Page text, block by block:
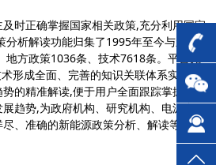
时正确掌握国家相关政策,充分利用国家
分析解读功能归集了1995年至今与新能
方政策1036条、技术7618条。平台充
形成全面、完善的知识关联体系实现海
的精准解读,便于用户全面跟踪掌握新能
趋势,为政府机构、研究机构、电源企
、准确的新能源政策分析、解读等服